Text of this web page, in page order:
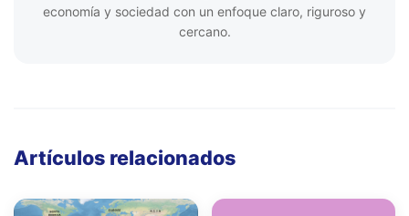
economía y sociedad con un enfoque claro, riguroso y
cercano.
Artículos relacionados